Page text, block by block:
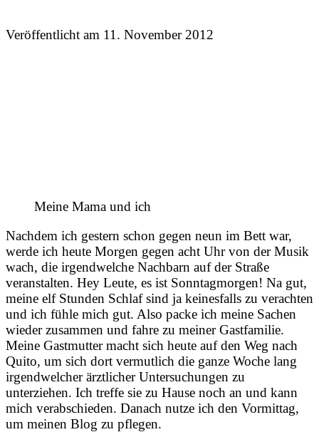
Veröffentlicht am 11. November 2012
Meine Mama und ich
Nachdem ich gestern schon gegen neun im Bett war,
werde ich heute Morgen gegen acht Uhr von der Musik
wach, die irgendwelche Nachbarn auf der Straße
veranstalten. Hey Leute, es ist Sonntagmorgen! Na gut,
meine elf Stunden Schlaf sind ja keinesfalls zu verachten
und ich fühle mich gut. Also packe ich meine Sachen
wieder zusammen und fahre zu meiner Gastfamilie.
Meine Gastmutter macht sich heute auf den Weg nach
Quito, um sich dort vermutlich die ganze Woche lang
irgendwelcher ärztlicher Untersuchungen zu
unterziehen. Ich treffe sie zu Hause noch an und kann
mich verabschieden. Danach nutze ich den Vormittag,
um meinen Blog zu pflegen.